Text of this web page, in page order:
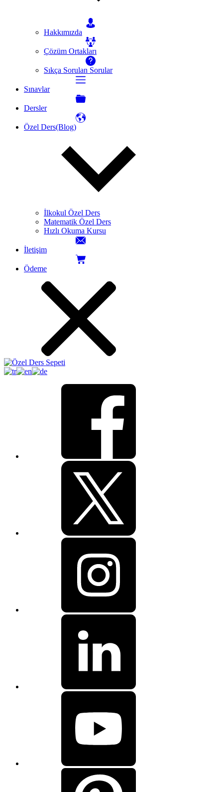
Hakkımızda
Çözüm Ortakları
Sıkça Sorulan Sorular
Sınavlar
Dersler
Özel Ders(Blog)
İlkokul Özel Ders
Matematik Özel Ders
Hızlı Okuma Kursu
İletişim
Ödeme